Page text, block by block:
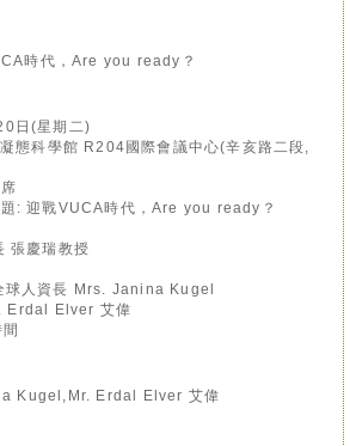
時代，Are you ready？
日(星期二)
態科學館 R204國際會議中心(辛亥路二段,
: 迎戰VUCA時代，Are you ready？
張慶瑞教授
球人資長 Mrs. Janina Kugel
Erdal Elver 艾偉
Kugel,Mr. Erdal Elver 艾偉